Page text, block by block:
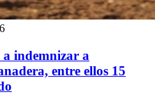
indemnizar a
entre ellos 15